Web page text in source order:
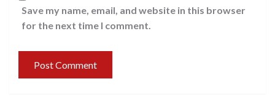
Save my name, email, and website in this browser
for the next time I comment.